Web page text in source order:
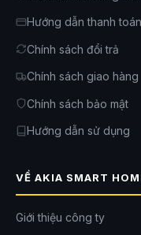
Hướng dẫn thanh toán
Chính sách đổi trả
Chính sách giao hàng
Chính sách bảo mật
Hướng dẫn sử dụng
VỀ AKIA SMART
Giới thiệu công ty